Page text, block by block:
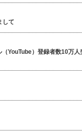
して
YouTube）登録者数10万人